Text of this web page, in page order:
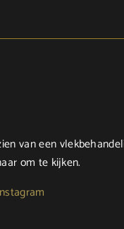
van een
om te kijken.